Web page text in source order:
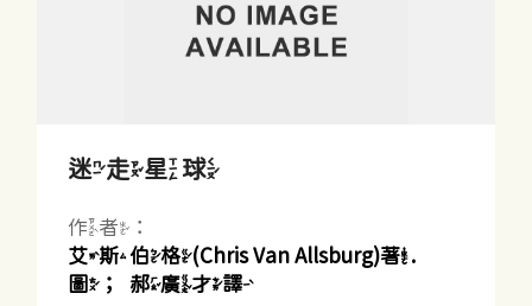
迷走星球
作者：
艾斯伯格(Chris Van Allsburg)著.
圖；郝廣才譯